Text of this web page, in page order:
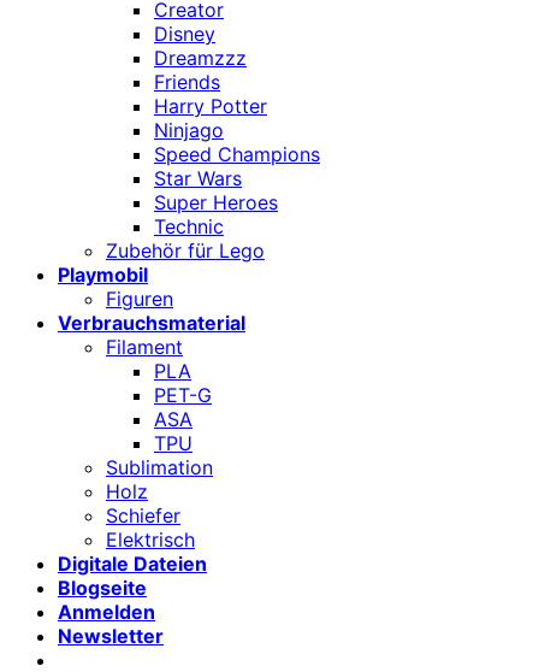
Creator
Disney
Dreamzzz
Friends
Harry Potter
Ninjago
Speed Champions
Star Wars
Super Heroes
Technic
Zubehör für Lego
Playmobil
Figuren
Verbrauchsmaterial
Filament
PLA
PET-G
ASA
TPU
Sublimation
Holz
Schiefer
Elektrisch
Digitale Dateien
Blogseite
Anmelden
Newsletter